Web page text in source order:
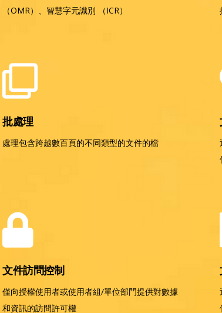
（OMR）、智慧字元識別 （ICR）
批處理
處理包含跨越數百頁的不同類型的文件的檔
文件訪問控制
僅向授權使用者或使用者組/單位部門提供對數據
和資訊的訪問許可權